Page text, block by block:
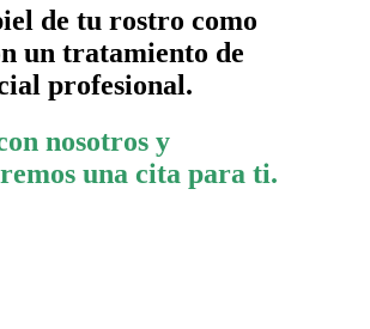
de tu rostro como
un tratamiento de
profesional.
nosotros y
una cita para ti.